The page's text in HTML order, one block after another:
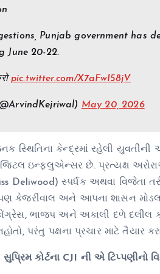
Punjab government has
June 20-22.
pic.twitter.com/X7aFwI58jV
May 20, 2026
સ્થિતિના કેન્દ્રમાં રહેલી
ઇન્ફ્લુએન્સર છે. પ્રત્યક્ષ
Deliwood) સ્પર્ધક અથવા વિજેતા
કેજરીવાલ અને આપના શાસન
ભાજપ અને અકાલી દળે દલીલ
નહોતો, પરંતુ પક્ષના પ્રચાર માટે
સુપ્રિમ કોર્ટના CJI ની એ